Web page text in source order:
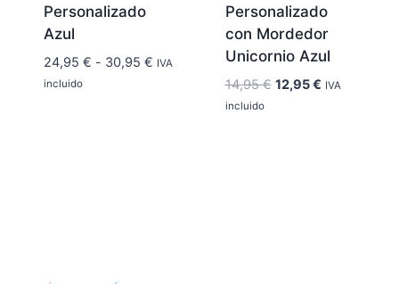
Personalizado
Azul
24,95 € - 30,95 €Rango
IVA
incluido
Personalizado
con Mordedor
Unicornio Azul
14,95€ El
12,95€ElIVA
incluido